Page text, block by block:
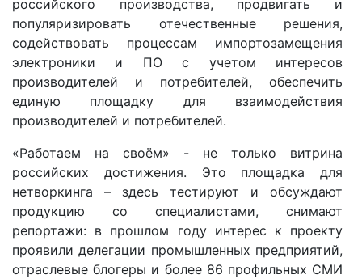
российского производства, продвигать и
популяризировать отечественные решения,
содействовать процессам импортозамещения
электроники и ПО с учетом интересов
производителей и потребителей, обеспечить
единую площадку для взаимодействия
производителей и потребителей.
«Работаем на своём» - не только витрина
российских достижения. Это площадка для
нетворкинга – здесь тестируют и обсуждают
продукцию со специалистами, снимают
репортажи: в прошлом году интерес к проекту
проявили делегации промышленных предприятий,
отраслевые блогеры и более 86 профильных СМИ